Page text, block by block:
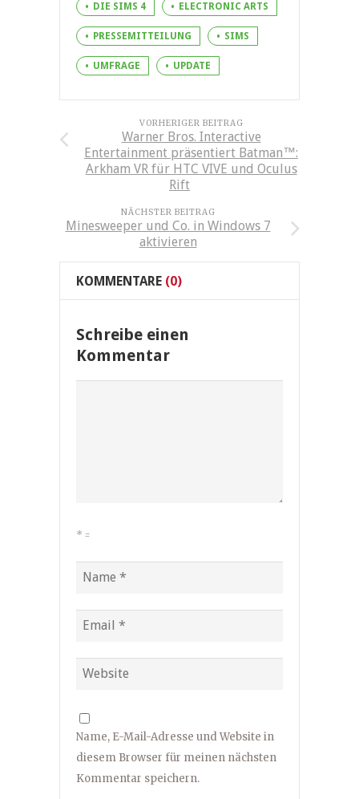
DIE SIMS 4 ELECTRONIC ARTS
PRESSEMITTEILUNG SIMS
UMFRAGE UPDATE
VORHERIGER BEITRAG
Warner Bros. Interactive
Entertainment präsentiert Batman™:
Arkham VR für HTC VIVE und Oculus
Rift
NÄCHSTER BEITRAG
Minesweeper und Co. in Windows 7
aktivieren
KOMMENTARE (0)
Schreibe einen
Kommentar
* =
Name, E-Mail-Adresse und Website in
diesem Browser für meinen nächsten
Kommentar speichern.